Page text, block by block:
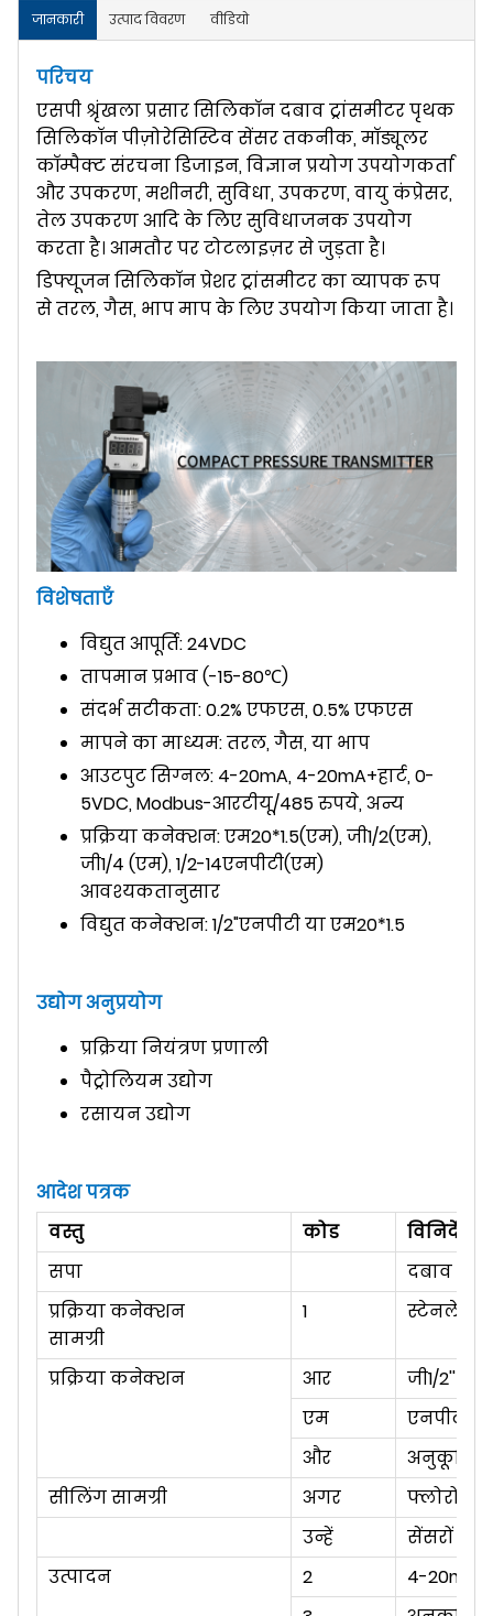
जानकारी उत्पाद विवरण वीडियो
परिचय
एसपी श्रृंखला प्रसार सिलिकॉन दबाव ट्रांसमीटर पृथक
सिलिकॉन पीज़ोरेसिस्टिव सेंसर तकनीक, मॉड्यूलर
कॉम्पैक्ट संरचना डिजाइन, विज्ञान प्रयोग उपयोगकर्ता
और उपकरण, मशीनरी, सुविधा, उपकरण, वायु कंप्रेसर,
तेल उपकरण आदि के लिए सुविधाजनक उपयोग
करता है। आमतौर पर टोटलाइज़र से जुड़ता है।
डिफ्यूजन सिलिकॉन प्रेशर ट्रांसमीटर का व्यापक रूप
से तरल, गैस, भाप माप के लिए उपयोग किया जाता है।
विशेषताएँ
विद्युत आपूर्ति: 24VDC
तापमान प्रभाव (-15-80℃)
संदर्भ सटीकता: 0.2% एफएस, 0.5% एफएस
मापने का माध्यम: तरल, गैस, या भाप
आउटपुट सिग्नल: 4-20mA, 4-20mA+हार्ट, 0-
5VDC, Modbus-आरटीयू/485 रुपये, अन्य
प्रक्रिया कनेक्शन: एम20*1.5(एम), जी1/2(एम),
जी1/4 (एम), 1/2-14एनपीटी(एम)
आवश्यकतानुसार
विद्युत कनेक्शन: 1/2"एनपीटी या एम20*1.5
उद्योग अनुप्रयोग
प्रक्रिया नियंत्रण प्रणाली
पैट्रोलियम उद्योग
रसायन उद्योग
आदेश पत्रक
वस्तु
कोड
विनिर्देश
सपा
दबाव
प्रक्रिया कनेक्शन
सामग्री
1 स्टेनलेस
प्रक्रिया कनेक्शन आर
जी1/2''
एम
एनपीटी1/
और
सीलिंग सामग्री
अगर
फ्लोरो
उन्हें
सेंसरों पर
उत्पादन
2
4-